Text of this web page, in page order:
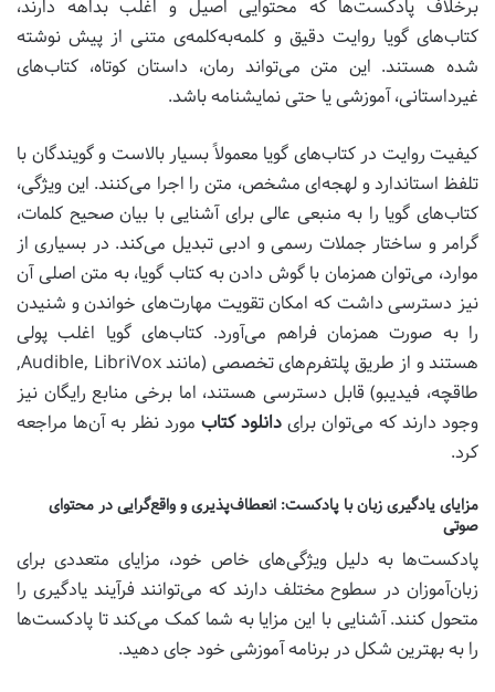
برخلاف پادکست‌ها که محتوایی اصیل و اغلب بداهه دارند،
کتاب‌های گویا روایت دقیق و کلمه‌به‌کلمه‌ی متنی از پیش نوشته
شده هستند. این متن می‌تواند رمان، داستان کوتاه، کتاب‌های
غیرداستانی، آموزشی یا حتی نمایشنامه باشد.
کیفیت روایت در کتاب‌های گویا معمولاً بسیار بالاست و گویندگان با
تلفظ استاندارد و لهجه‌ای مشخص، متن را اجرا می‌کنند. این ویژگی،
کتاب‌های گویا را به منبعی عالی برای آشنایی با بیان صحیح کلمات،
گرامر و ساختار جملات رسمی و ادبی تبدیل می‌کند. در بسیاری از
موارد، می‌توان همزمان با گوش دادن به کتاب گویا، به متن اصلی آن
نیز دسترسی داشت که امکان تقویت مهارت‌های خواندن و شنیدن
را به صورت همزمان فراهم می‌آورد. کتاب‌های گویا اغلب پولی
هستند و از طریق پلتفرم‌های تخصصی (مانند Audible, LibriVox,
طاقچه، فیدیبو) قابل دسترسی هستند، اما برخی منابع رایگان نیز
وجود دارند که می‌توان برای دانلود کتاب مورد نظر به آن‌ها مراجعه
کرد.
مزایای یادگیری زبان با پادکست: انعطاف‌پذیری و واقع‌گرایی در محتوای
صوتی
پادکست‌ها به دلیل ویژگی‌های خاص خود، مزایای متعددی برای
زبان‌آموزان در سطوح مختلف دارند که می‌توانند فرآیند یادگیری را
متحول کنند. آشنایی با این مزایا به شما کمک می‌کند تا پادکست‌ها
را به بهترین شکل در برنامه آموزشی خود جای دهید.